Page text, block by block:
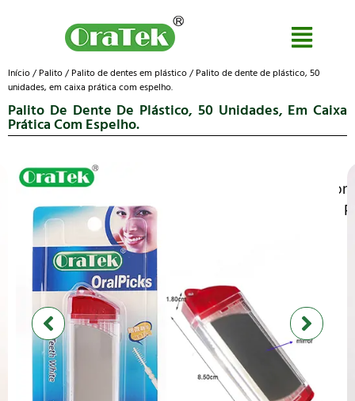
Início/ Palito/ Palito de dentes em plástico/ Palito de dente de plástico, 50
unidades, em caixa prática com espelho.
Palito De Dente De Plástico, 50 Unidades, Em Caixa
Prática Com Espelho.
da